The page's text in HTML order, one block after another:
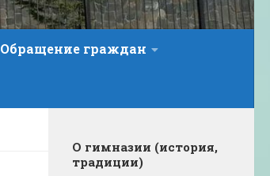
Обращение граждан
О гимназии (история,
традиции)